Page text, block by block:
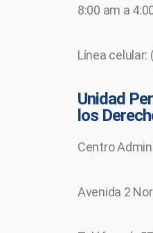
8:00 am a
Línea celular:
Unidad
los
Centro
Avenida 2